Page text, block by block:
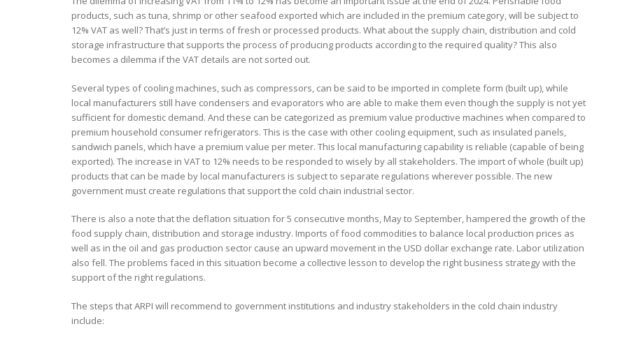
products, such as tuna, shrimp or other seafood exported which are included in the premium category, will be subject to
12% VAT as well? That’s just in terms of fresh or processed products. What about the supply chain, distribution and cold
storage infrastructure that supports the process of producing products according to the required quality? This also
becomes a dilemma if the VAT details are not sorted out.
Several types of cooling machines, such as compressors, can be said to be imported in complete form (built up), while
local manufacturers still have condensers and evaporators who are able to make them even though the supply is not yet
sufficient for domestic demand. And these can be categorized as premium value productive machines when compared to
premium household consumer refrigerators. This is the case with other cooling equipment, such as insulated panels,
sandwich panels, which have a premium value per meter. This local manufacturing capability is reliable (capable of being
exported). The increase in VAT to 12% needs to be responded to wisely by all stakeholders. The import of whole (built up)
products that can be made by local manufacturers is subject to separate regulations wherever possible. The new
government must create regulations that support the cold chain industrial sector.
There is also a note that the deflation situation for 5 consecutive months, May to September, hampered the growth of the
food supply chain, distribution and storage industry. Imports of food commodities to balance local production prices as
well as in the oil and gas production sector cause an upward movement in the USD dollar exchange rate. Labor utilization
also fell. The problems faced in this situation become a collective lesson to develop the right business strategy with the
support of the right regulations.
The steps that ARPI will recommend to government institutions and industry stakeholders in the cold chain industry
include: